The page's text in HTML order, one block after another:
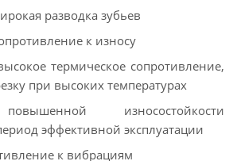
разводка зубьев
к износу
термическое сопротивление,
при высоких температурах
износостойкости
эффективной эксплуатации
к вибрациям